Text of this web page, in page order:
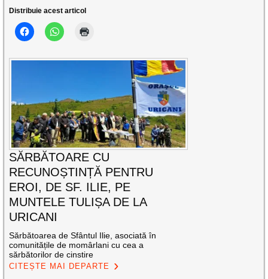
Distribuie acest articol
SĂRBĂTOARE CU
RECUNOȘTINȚĂ PENTRU
EROI, DE SF. ILIE, PE
MUNTELE TULIȘA DE LA
URICANI
Sărbătoarea de Sfântul Ilie, asociată în
comunitățile de momârlani cu cea a
sărbătorilor de cinstire
CITEȘTE MAI DEPARTE